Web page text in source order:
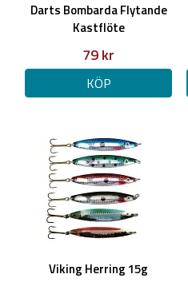
Darts Bombarda Flytande
Kastflöte
79 kr
KÖP
Viking Herring 15g